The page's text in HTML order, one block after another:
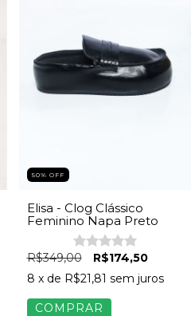
50% OFF
Elisa - Clog Clássico
Feminino Napa Preto
R$349,00
R$174,50
8 x de R$21,81 sem juros
COMPRAR